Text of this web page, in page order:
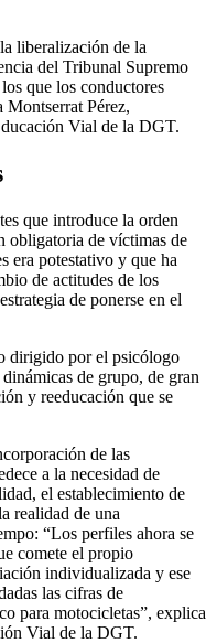
liberalización de la
del Tribunal Supremo
que los conductores
Montserrat Pérez,
Vial de la DGT.
que introduce la orden
obligatoria de víctimas de
era potestativo y que ha
de actitudes de los
de ponerse en el
dirigido por el psicólogo
de grupo, de gran
y reeducación que se
de las
a la necesidad de
el establecimiento de
realidad de una
“Los perfiles ahora se
comete el propio
individualizada y ese
las cifras de
para motocicletas”, explica
Vial de la DGT.